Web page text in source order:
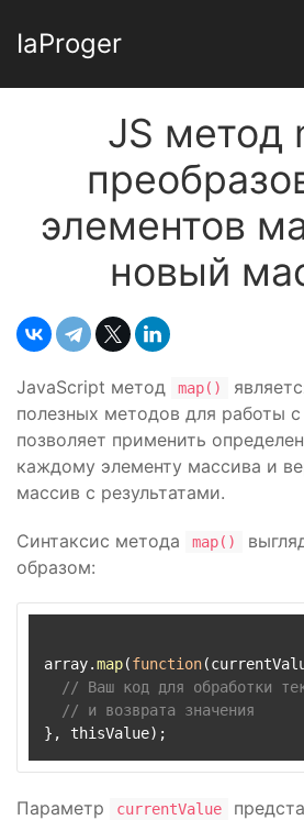
IaProger
JS метод
элементов
новый
JavaScript метод map()
полезных методов для работы
позволяет применить
каждому элементу массива и
массив с результатами.
Синтаксис метода map()
образом:
array.map(function(
// Ваш код для обработки
// и возврата значения
Параметр currentValue